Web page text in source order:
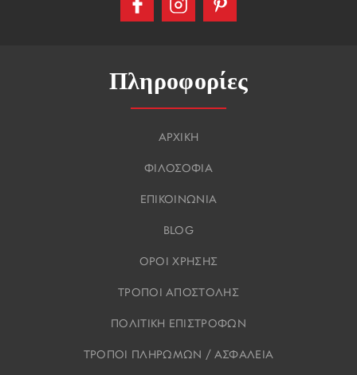
Πληροφορίες
ΑΡΧΙΚΗ
ΦΙΛΟΣΟΦΙΑ
ΕΠΙΚΟΙΝΩΝΙΑ
BLOG
ΟΡΟΙ ΧΡΗΣΗΣ
ΤΡΟΠΟΙ ΑΠΟΣΤΟΛΗΣ
ΠΟΛΙΤΙΚΗ ΕΠΙΣΤΡΟΦΩΝ
ΤΡΟΠΟΙ ΠΛΗΡΩΜΩΝ / ΑΣΦΑΛΕΙΑ